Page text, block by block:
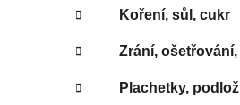
Koření, sůl, cukr
Zrání,
Plachetky,